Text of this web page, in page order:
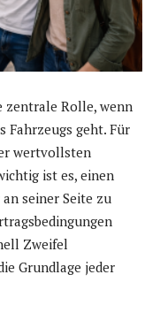
zentrale Rolle, wenn
Fahrzeugs geht. Für
wertvollsten
ist es, einen
seiner Seite zu
Zweifel
Grundlage jeder